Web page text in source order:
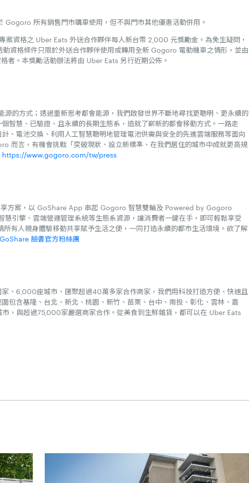
所有銷售門市購車使用，但不與門市其他優惠活動併用。
資格之 Uber Eats 外送合作夥伴每人新台幣 2,000 元獎勵金。為免生疑問，
資格條件只限於外送合作夥伴使用或轉用全新 Gogoro 電動機車之情形，並由
者。本獎勵活動辦法將由 Uber Eats 另行近期公佈。
的方式；透過重新思考都會能源，我們啟發世界不斷地尋找更聰明、更永續的
智慧、已驗證、且永續的長期生態系，造就了嶄新的都會移動方式。一路走
、電池交換、利用人工智慧聰明地管理電池供需與安全的先進雲端服務等面向
而言，有機會挑戰「突破現狀、設立新標準、在我們居住的城市中成就更高規
https://www.gogoro.com/tw/press
方案，以 GoShare App 串起 Gogoro 智慧雙輪及 Powered by Gogoro
引擎、雲端營運管理系統等生態系資源，讓消費者一鍵在手，即可輕鬆享受
有人親身體驗移動共享賦予生活之便，一同打造永續的都市生活環境。欲了解
GoShare 臉書官方粉絲團
、6,000座城市、匯聚超過40萬多家合作商家，我們用科技打造方便、快速且
包含基隆、台北、新北、桃園、新竹、苗栗、台中、南投、彰化、雲林、嘉
，與超過75,000家嚴選商家合作。從美食到生鮮雜貨，都可以在 Uber Eats